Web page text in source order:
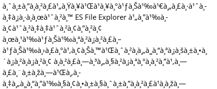
à¸ˆà¸±à¸”à¸à¸²à¸£à¹„à¸Ÿà¸¥à¹Œà¹à¸¥à¸°à¹ƒà¸Šà¹‰à¹€à¸„à¸£à¸·à¹ˆà¸­
à¸‡à¸¡à¸·à¸­à¸œà¹ˆà¸²à¸™ ES File Explorer à¹„à¸”à¹‰à¸­
à¸¢à¹ˆà¸²à¸‡à¸‡à¹ˆà¸²à¸¢à¸”à¸²à¸¢
à¸œà¸¹à¹‰à¹ƒà¸Šà¹‰à¸ªà¸²à¸¡à¸²à¸£à¸–
à¹ƒà¸Šà¹‰à¸›à¸£à¸°à¹‚à¸¢à¸Šà¸™à¹Œà¸ˆà¸²à¸à¸„à¸¸à¸“à¸ªà¸¡à¸šà¸±à¸•à¸
´à¸¡à¸²à¸à¸¡à¸²à¸¢ à¸à¸²à¸£à¸—à¸³à¸„à¸§à¸²à¸¡à¸ªà¸°à¸­à¸²à¸”à¹‚à¸—
à¸£à¸¨à¸±à¸žà¸—à¹Œà¸‚à¸­
à¸‡à¸„à¸¸à¸“à¸”à¹‰à¸§à¸¢à¸•à¸±à¸§à¸ˆà¸±à¸”à¸à¸²à¸£à¹à¸­à¸žà¸—